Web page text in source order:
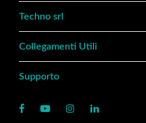
Techno srl
Collegamenti Utili
Supporto